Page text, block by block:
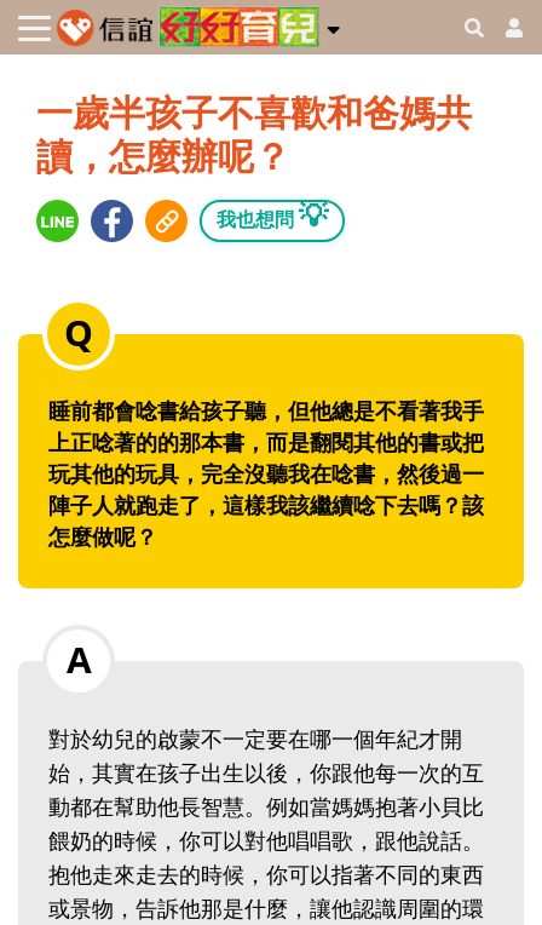
一歲半孩子不喜歡和爸媽共
讀，怎麼辦呢？
我也想問 💡
睡前都會唸書給孩子聽，但他總是不看著我手
上正唸著的的那本書，而是翻閱其他的書或把
玩其他的玩具，完全沒聽我在唸書，然後過一
陣子人就跑走了，這樣我該繼續唸下去嗎？該
怎麼做呢？
對於幼兒的啟蒙不一定要在哪一個年紀才開
始，其實在孩子出生以後，你跟他每一次的互
動都在幫助他長智慧。例如當媽媽抱著小貝比
餵奶的時候，你可以對他唱唱歌，跟他說話。
抱他走來走去的時候，你可以指著不同的東西
或景物，告訴他那是什麼，讓他認識周圍的環